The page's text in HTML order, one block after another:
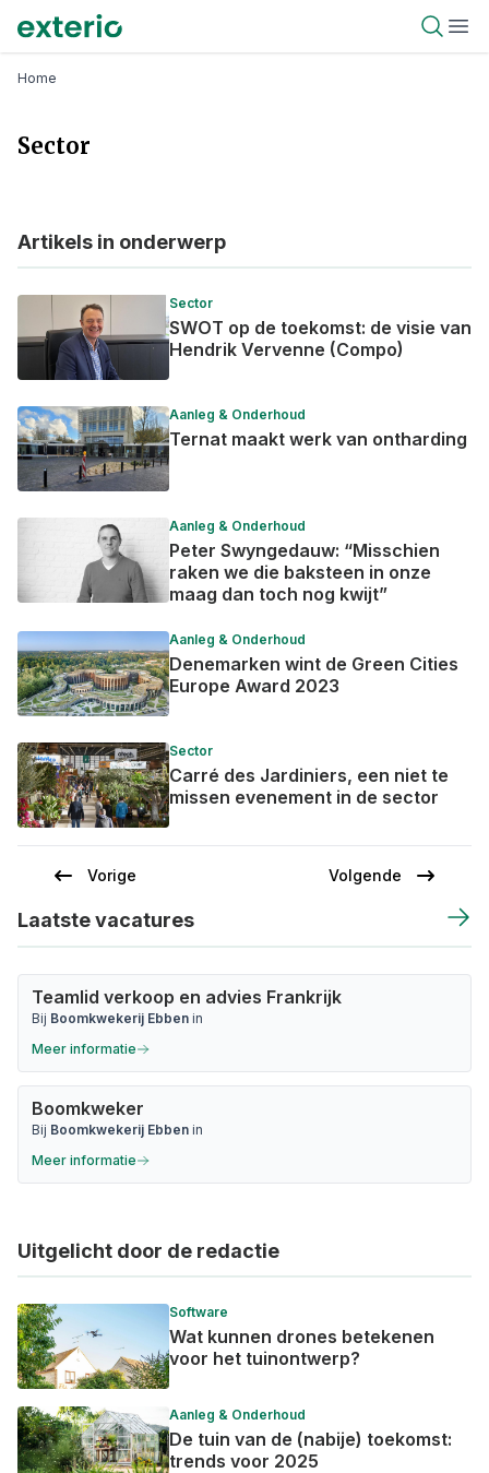
Overslaan
en
gaan
Exterio
Open
Kruimelpad
Home
Sector
Artikels in onderwerp
Sector
SWOT op de toekomst: de visie van
Hendrik Vervenne (Compo)
Aanleg & Onderhoud
Ternat maakt werk van ontharding
Aanleg & Onderhoud
Peter Swyngedauw: “Misschien
raken we die baksteen in onze
maag dan toch nog kwijt”
Aanleg & Onderhoud
Denemarken wint de Green Cities
Europe Award 2023
Sector
Carré des Jardiniers, een niet te
missen evenement in de sector
Paginering
Vorige
Vorige
Volgende
Volgende
Laatste vacatures
Teamlid verkoop en advies Frankrijk
Bij Boomkwekerij Ebben in
Meer informatie
Boomkweker
Bij Boomkwekerij Ebben in
Meer informatie
Uitgelicht door de redactie
Software
Wat kunnen drones betekenen
voor het tuinontwerp?
Aanleg & Onderhoud
De tuin van de (nabije) toekomst:
trends voor 2025